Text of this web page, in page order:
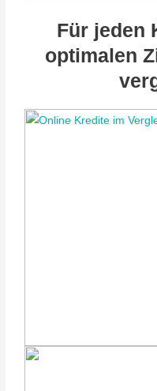
Für jeden
optimalen